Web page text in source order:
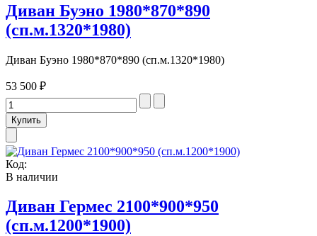
Диван Буэно 1980*870*890
(сп.м.1320*1980)
Диван Буэно 1980*870*890 (сп.м.1320*1980)
53 500 ₽
Код:
В наличии
Диван Гермес 2100*900*950
(сп.м.1200*1900)